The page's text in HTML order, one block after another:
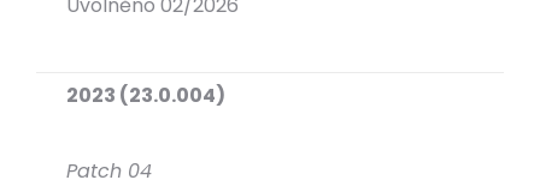
2023 (23.0.004)
Patch 04